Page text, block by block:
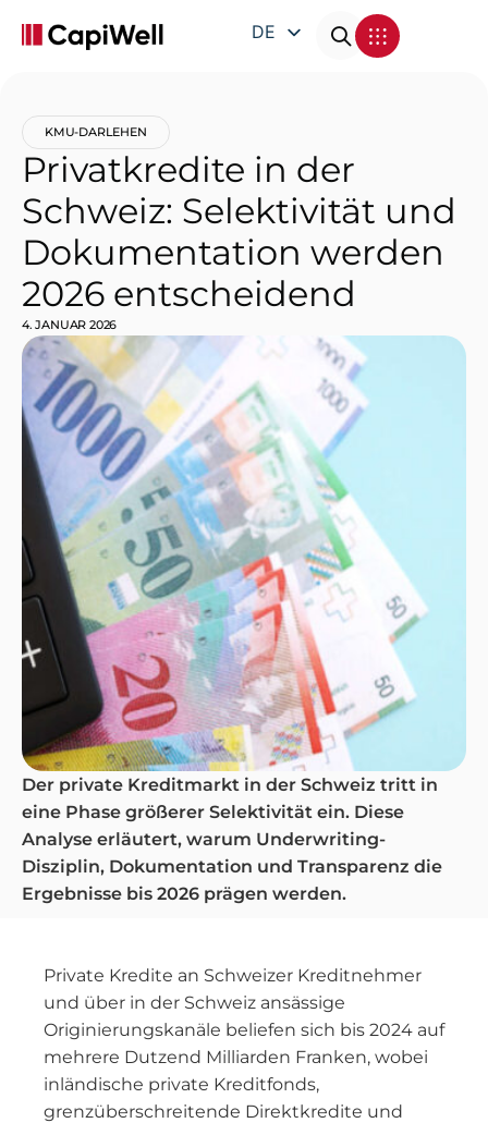
DE
KMU-DARLEHEN
Privatkredite in der
Schweiz: Selektivität und
Dokumentation werden
2026 entscheidend
4. JANUAR 2026
Der private Kreditmarkt in der Schweiz tritt in
eine Phase größerer Selektivität ein. Diese
Analyse erläutert, warum Underwriting-
Disziplin, Dokumentation und Transparenz die
Ergebnisse bis 2026 prägen werden.
Private Kredite an Schweizer Kreditnehmer
und über in der Schweiz ansässige
Originierungskanäle beliefen sich bis 2024 auf
mehrere Dutzend Milliarden Franken, wobei
inländische private Kreditfonds,
grenzüberschreitende Direktkredite und